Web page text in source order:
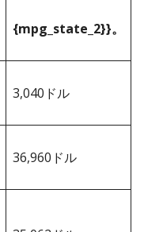
{mpg_state_2}}。
3,040ドル
36,960ドル